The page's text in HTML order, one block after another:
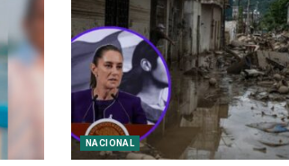
NACIONAL